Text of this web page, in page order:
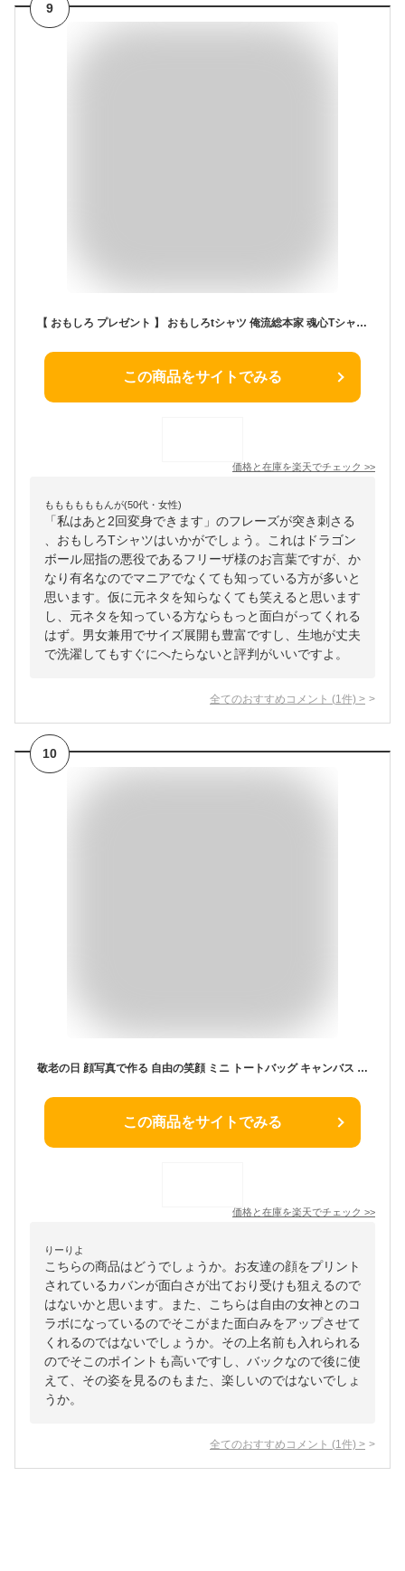
9
【 おもしろ プレゼント 】 おもしろtシャツ 俺流総本家 魂心Tシャツ 私はあと2回変身できます【メッセージtシャツ 面白いtシャツ 大きいサイズ 送料無料 プレゼント 文字tシャツ おもドラゴンボール マンガ 漫画 アニメ フリーザ 2ch系】
この商品をサイトでみる
価格と在庫を楽天でチェック >>
ももももももんが(50代・女性)
「私はあと2回変身できます」のフレーズが突き刺さる
、おもしろTシャツはいかがでしょう。これはドラゴン
ボール屈指の悪役であるフリーザ様のお言葉ですが、か
なり有名なのでマニアでなくても知っている方が多いと
思います。仮に元ネタを知らなくても笑えると思います
し、元ネタを知っている方ならもっと面白がってくれる
はず。男女兼用でサイズ展開も豊富ですし、生地が丈夫
で洗濯してもすぐにへたらないと評判がいいですよ。
全てのおすすめコメント (1 件) >
10
敬老の日 顔写真で作る 自由の笑顔 ミニ トートバッグ キャンバス エコバッグ 帆布［オリジナルトートバッグ 面白い おもしろい おもしろグッズ 面白グッズ メンズ レディース 小さめ 名入れ 名前入れ 写真入り 写真プリント 誕生日プレゼント 贈り物］(gift)(gift5)
この商品をサイトでみる
価格と在庫を楽天でチェック >>
りーりよ
こちらの商品はどうでしょうか。お友達の顔をプリント
されているカバンが面白さが出ており受けも狙えるので
はないかと思います。また、こちらは自由の女神とのコ
ラボになっているのでそこがまた面白みをアップさせて
くれるのではないでしょうか。その上名前も入れられる
のでそこのポイントも高いですし、バックなので後に使
えて、その姿を見るのもまた、楽しいのではないでしょ
うか。
全てのおすすめコメント (1 件) >